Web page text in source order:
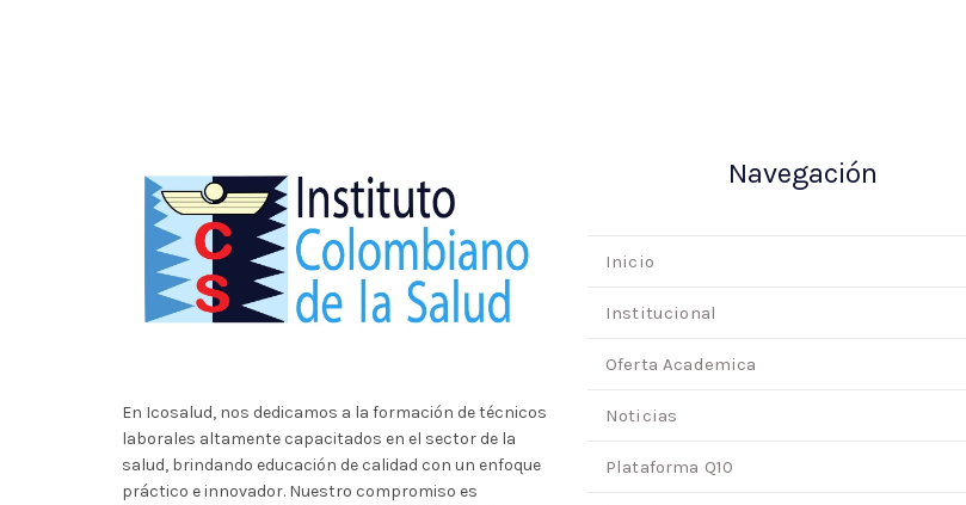
En Icosalud, nos dedicamos a la formación de técnicos
laborales altamente capacitados en el sector de la
salud, brindando educación de calidad con un enfoque
práctico e innovador. Nuestro compromiso es
Navegación
Inicio
Institucional
Oferta Academica
Noticias
Plataforma Q10